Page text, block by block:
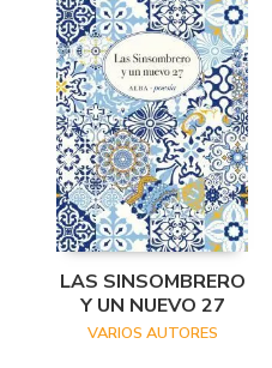
LAS SINSOMBRERO
Y UN NUEVO 27
VARIOS AUTORES